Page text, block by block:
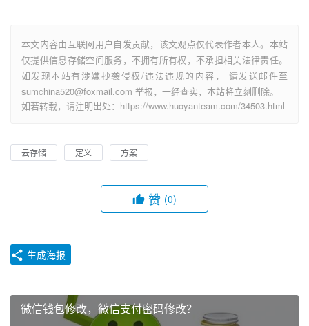
本文内容由互联网用户自发贡献，该文观点仅代表作者本人。本站
仅提供信息存储空间服务，不拥有所有权，不承担相关法律责任。
如发现本站有涉嫌抄袭侵权/违法违规的内容， 请发送邮件至
sumchina520@foxmail.com 举报，一经查实，本站将立刻删除。
如若转载，请注明出处：https://www.huoyanteam.com/34503.html
云存储 定义 方案
赞 (0)
生成海报
微信钱包修改，微信支付密码修改？